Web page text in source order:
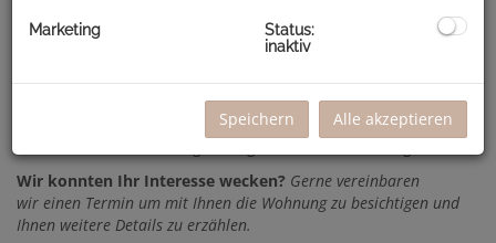
Schlafzimmer
Wir konnten Ihr Interesse wecken? Gerne vereinbaren
wir einen Termin um mit Ihnen die Wohnung zu besichtigen und
Ihnen weitere Details zu erzählen.
Marketing
Status:
inaktiv
Speichern Alle akzeptieren